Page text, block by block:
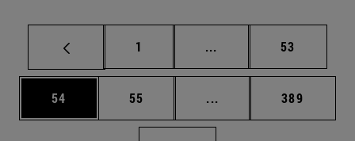
Página
1 ... Páginas intermedias
Página
53
Página
54 Página
55 ... Páginas intermedias
Página
389